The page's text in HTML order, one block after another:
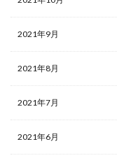
2021年9月
2021年8月
2021年7月
2021年6月